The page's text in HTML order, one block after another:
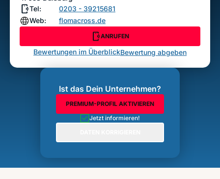
Tel:
0203 - 39215681
Web:
flomacross.de
ANRUFEN
Bewertungen im ÜberblickBewertung abgeben
Ist das Dein Unternehmen?
PREMIUM-PROFIL AKTIVIEREN
Jetzt informieren!